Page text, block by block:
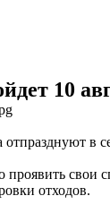
10
отпразднуют в
проявить
отходов.